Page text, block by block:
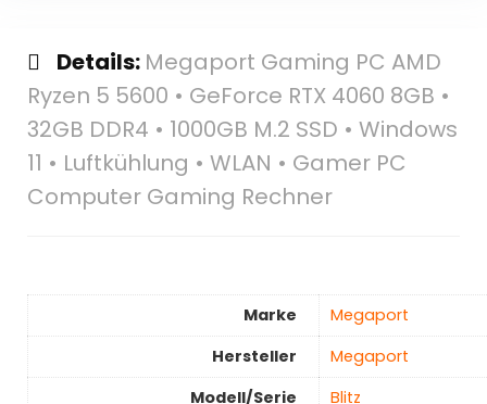
Details: Megaport Gaming PC AMD
Ryzen 5 5600 • GeForce RTX 4060 8GB •
32GB DDR4 • 1000GB M.2 SSD • Windows
11 • Luftkühlung • WLAN • Gamer PC
Computer Gaming Rechner
Marke
‎Megaport
Hersteller
‎Megaport
Modell/Serie
‎Blitz